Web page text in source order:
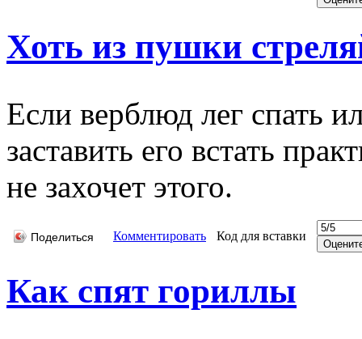
Хоть из пушки
Если верблюд лег спать
заставить его встать
не захочет этого.
Поделиться Комментировать Код для вставки
Как спят гориллы